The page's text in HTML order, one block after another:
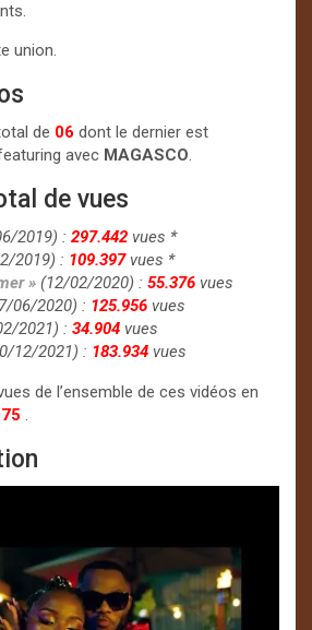
union.
de 06 dont le dernier est
avec MAGASCO.
de vues
2019) : 297.442 vues *
2019) : 109.397vues *
» (12/02/2020) : 55.376 vues
06/2020) : 125.956 vues
2021) : 34.904 vues
12/2021) : 183.934 vues
de l’ensemble de ces vidéos en
.